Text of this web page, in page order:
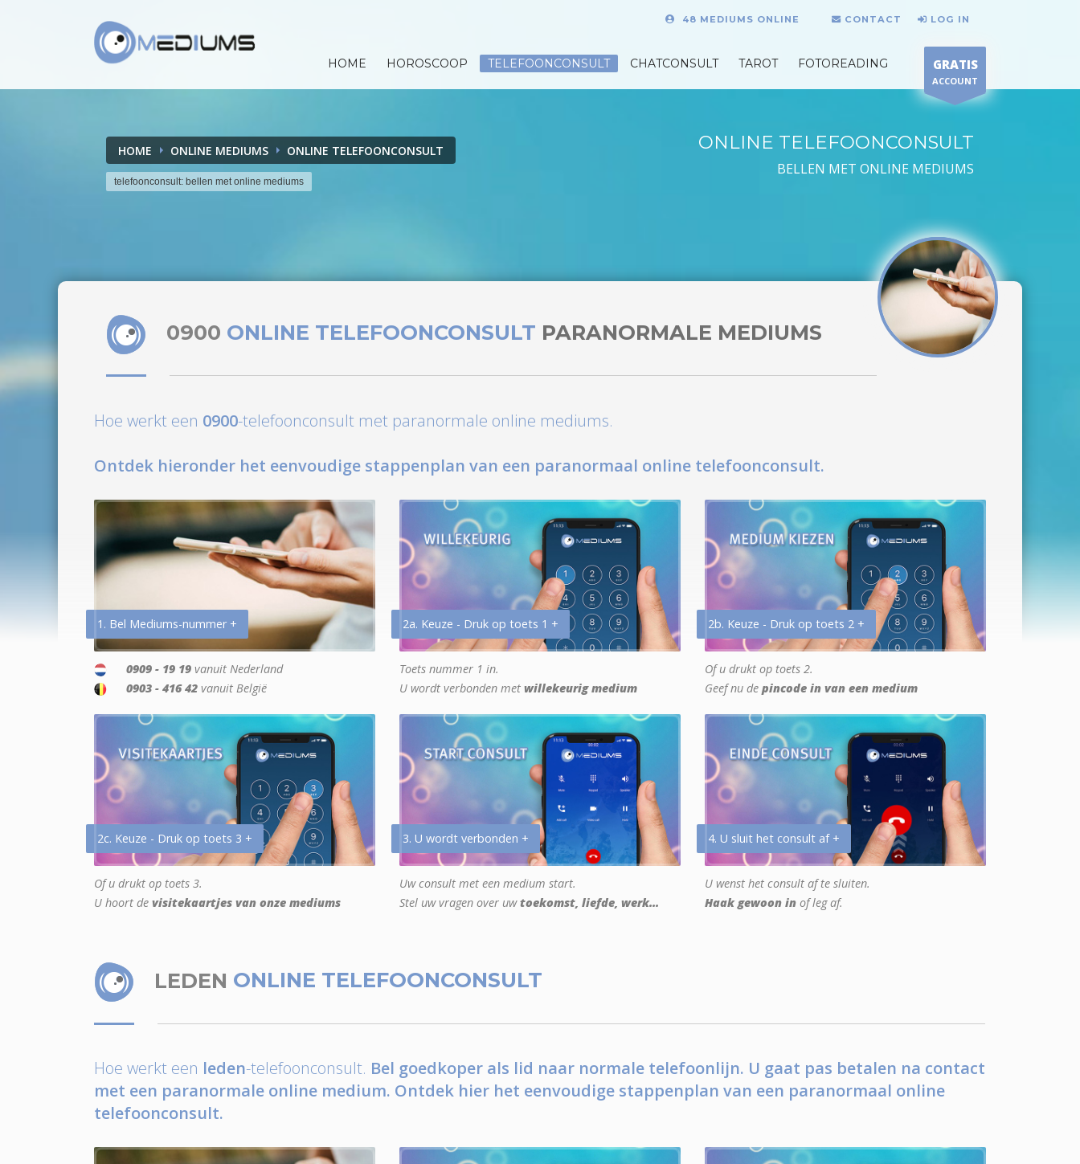
48 MEDIUMS ONLINE CONTACT LOG IN
HOME HOROSCOOP TELEFOONCONSULT CHATCONSULT TAROT FOTOREADING GRATIS
ACCOUNT
HOME ONLINE MEDIUMS ONLINE TELEFOONCONSULT
telefoonconsult: bellen met online mediums
ONLINE TELEFOONCONSULT
BELLEN MET ONLINE MEDIUMS
0900 ONLINE TELEFOONCONSULT PARANORMALE MEDIUMS
Hoe werkt een 0900-telefoonconsult met paranormale online mediums.
Ontdek hieronder het eenvoudige stappenplan van een paranormaal online telefoonconsult.
1. Bel Mediums-nummer +
0909 - 19 19 vanuit Nederland
0903 - 416 42 vanuit België
2a. Keuze - Druk op toets 1 +
Toets nummer 1 in.
U wordt verbonden met willekeurig medium
2b. Keuze - Druk op toets 2 +
Of u drukt op toets 2.
Geef nu de pincode in van een medium
2c. Keuze - Druk op toets 3 +
Of u drukt op toets 3.
U hoort de visitekaartjes van onze mediums
3. U wordt verbonden +
Uw consult met een medium start.
Stel uw vragen over uwtoekomst, liefde, werk...
4. U sluit het consult af +
U wenst het consult af te sluiten.
Haak gewoon in of leg af.
LEDEN ONLINE TELEFOONCONSULT
Hoe werkt een leden-telefoonconsult. Bel goedkoper als lid naar normale telefoonlijn. U gaat pas betalen na contact
met een paranormale online medium. Ontdek hier het eenvoudige stappenplan van een paranormaal online
telefoonconsult.